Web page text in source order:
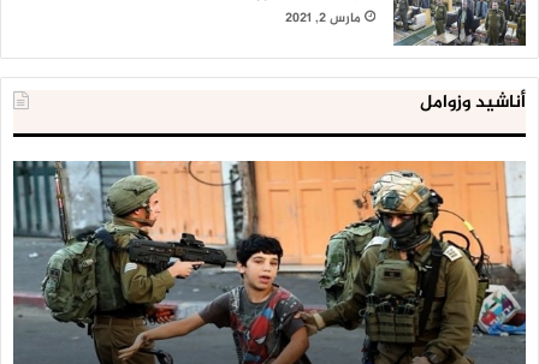
مارس 2, 2021
أناشيد وزوامل
العدو
الإسرائيلي
اعتقل
543
طفلا
فلسطينيا
خلال
2020